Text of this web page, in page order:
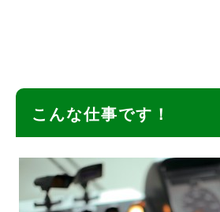
戻
こんな仕事です！